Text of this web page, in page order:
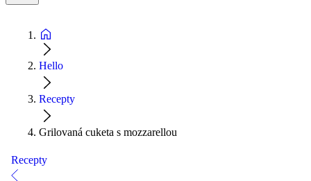
Hello
Recepty
Grilovaná cuketa s mozzarellou
Recepty